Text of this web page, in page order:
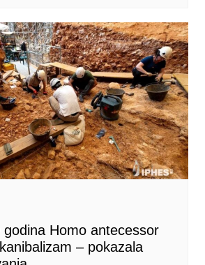
Homo antecessor
– pokazala